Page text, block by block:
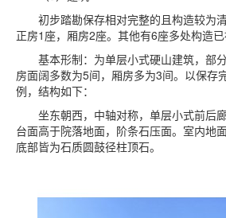
初步踏勘保存相对完整的且构造较为
正房1座，厢房2座。其他有6座多处构造已
基本形制：为单层小式硬山建筑，部
房面阔多数为5间，厢房多为3间。以保存
例，结构如下：
坐东朝西，中轴对称，单层小式前后
台面高于院落地面，阶条石压面。室内地
底部皆为石质圆鼓径柱顶石。